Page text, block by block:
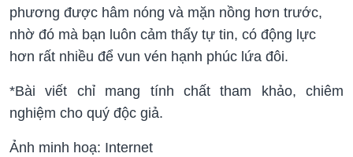
phương được hâm nóng và mặn nồng hơn trước,
nhờ đó mà bạn luôn cảm thấy tự tin, có động lực
hơn rất nhiều để vun vén hạnh phúc lứa đôi.
*Bài viết chỉ mang tính chất tham khảo, chiêm
nghiệm cho quý độc giả.
Ảnh minh hoạ: Internet